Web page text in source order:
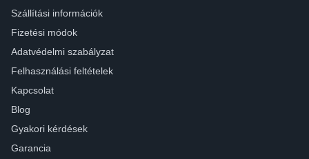
Szállítási információk
Fizetési módok
Adatvédelmi szabályzat
Felhasználási feltételek
Kapcsolat
Blog
Gyakori kérdések
Garancia